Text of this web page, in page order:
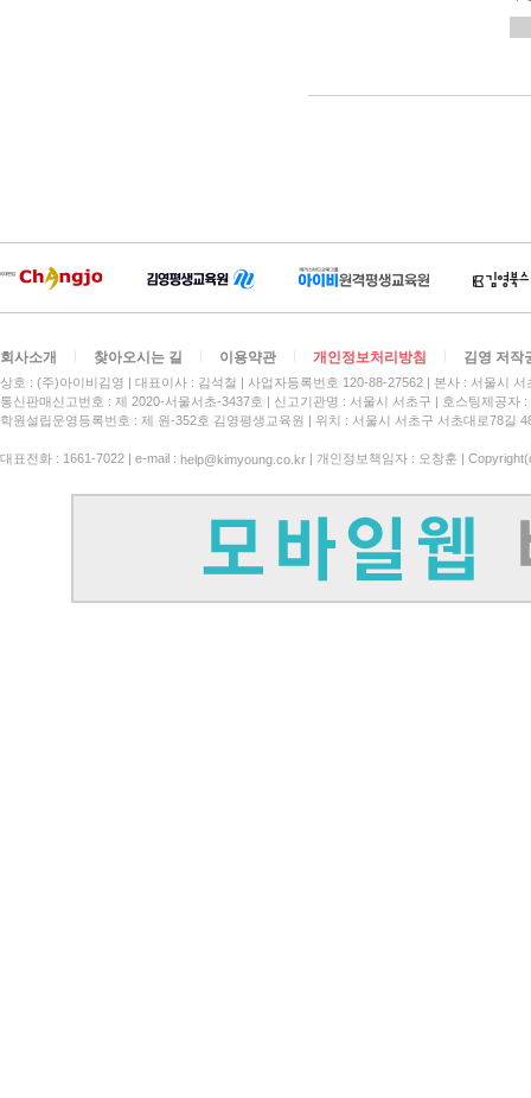
회사소개 찾아오시는 길 이용약관 개인정보처리방침 김영 저작
상호 : (주)아이비김영 대표이사 : 김석철 사업자등록번호 120-88-27562
본사 : 서울시
통신판매신고번호 : 제 2020-서울서초-3437호
신고기관명 : 서울시 서초구
호스팅제공자
학원설립운영등록번호 : 제 원-352호 김영평생교육원 | 위치 : 서울시 서초구 서초대로78길
대표전화 : 1661-7022 | e-mail : help@kimyoung.co.kr | 개인정보책임자 : 오창훈 |